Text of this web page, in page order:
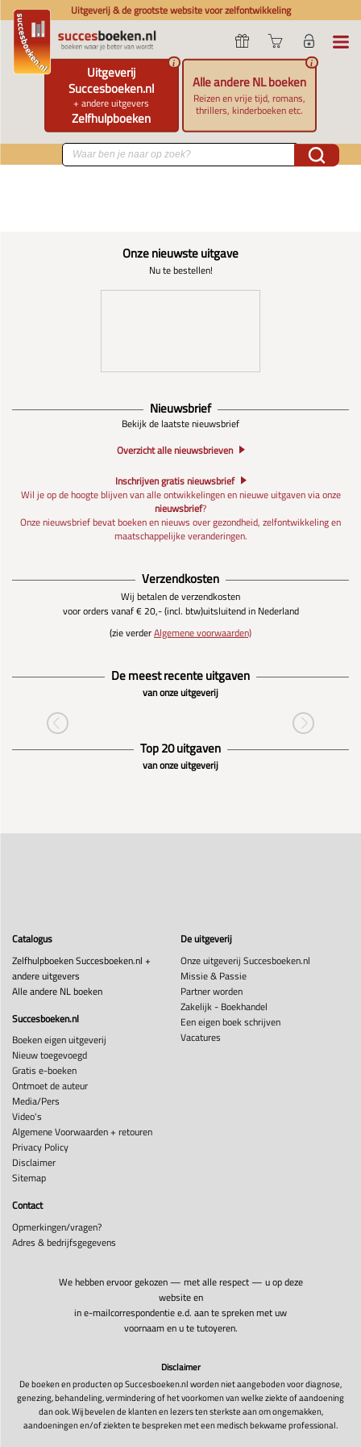
Uitgeverij & de grootste website voor zelfontwikkeling
Uitgeverij
Succesboeken.nl
+ andere uitgevers
Zelfhulpboeken
i
Alle andere NL boeken
Reizen en vrije tijd, romans,
thrillers, kinderboeken etc.
i
Onze nieuwste uitgave
Nu te bestellen!
Nieuwsbrief
Bekijk de laatste nieuwsbrief
Overzicht alle nieuwsbrieven
Inschrijven gratis nieuwsbrief
Wil je op de hoogte blijven van alle ontwikkelingen en nieuwe uitgaven via onze
nieuwsbrief?
Onze nieuwsbrief bevat boeken en nieuws over gezondheid, zelfontwikkeling en
maatschappelijke veranderingen.
Verzendkosten
Wij betalen de verzendkosten
voor orders vanaf € 20,- (incl. btw)uitsluitend in Nederland
(zie verderAlgemene voorwaarden)
De meest recente uitgaven
van onze uitgeverij
Top 20 uitgaven
van onze uitgeverij
Catalogus
Zelfhulpboeken Succesboeken.nl +
andere uitgevers
Alle andere NL boeken
Succesboeken.nl
Boeken eigen uitgeverij
Nieuw toegevoegd
Gratis e-boeken
Ontmoet de auteur
Media/Pers
Video's
Algemene Voorwaarden + retouren
Privacy Policy
Disclaimer
Sitemap
De uitgeverij
Onze uitgeverij Succesboeken.nl
Missie & Passie
Partner worden
Zakelijk - Boekhandel
Een eigen boek schrijven
Vacatures
Contact
Opmerkingen/vragen?
Adres & bedrijfsgegevens
We hebben ervoor gekozen — met alle respect — u op deze
website en
in e-mailcorrespondentie e.d. aan te spreken met uw
voornaam en u te tutoyeren.
Disclaimer
De boeken en producten op Succesboeken.nl worden niet aangeboden voor diagnose,
genezing, behandeling, vermindering of het voorkomen van welke ziekte of aandoening
dan ook. Wij bevelen de klanten en lezers ten sterkste aan om ongemakken,
aandoeningen en/of ziekten te bespreken met een medisch bekwame professional.